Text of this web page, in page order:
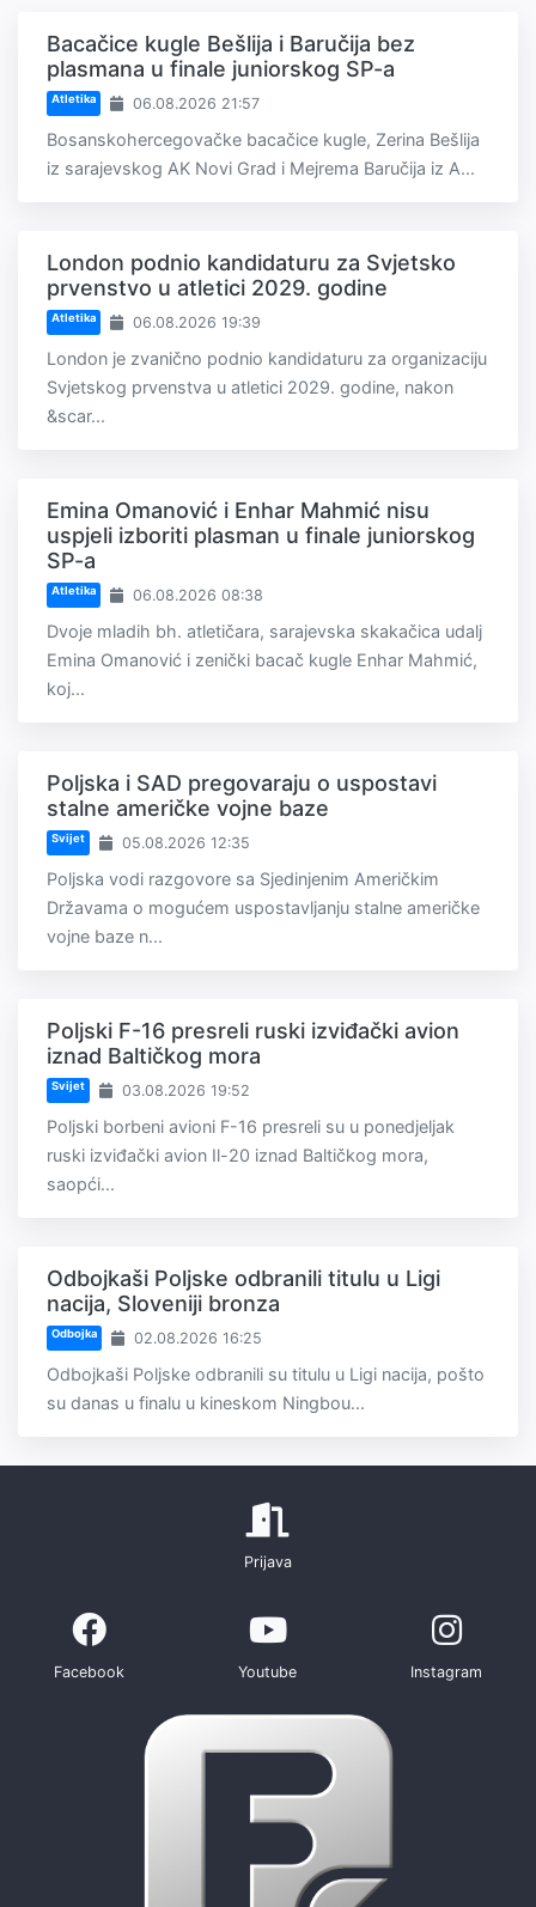
Bacačice kugle Bešlija i Baručija bez
plasmana u finale juniorskog SP-a
Atletika 06.08.2026 21:57
Bosanskohercegovačke bacačice kugle, Zerina Bešlija
iz sarajevskog AK Novi Grad i Mejrema Baručija iz A...
London podnio kandidaturu za Svjetsko
prvenstvo u atletici 2029. godine
Atletika 06.08.2026 19:39
London je zvanično podnio kandidaturu za organizaciju
Svjetskog prvenstva u atletici 2029. godine, nakon
&scar...
Emina Omanović i Enhar Mahmić nisu
uspjeli izboriti plasman u finale juniorskog
SP-a
Atletika 06.08.2026 08:38
Dvoje mladih bh. atletičara, sarajevska skakačica udalj
Emina Omanović i zenički bacač kugle Enhar Mahmić,
koj...
Poljska i SAD pregovaraju o uspostavi
stalne američke vojne baze
Svijet 05.08.2026 12:35
Poljska vodi razgovore sa Sjedinjenim Američkim
Državama o mogućem uspostavljanju stalne američke
vojne baze n...
Poljski F-16 presreli ruski izviđački avion
iznad Baltičkog mora
Svijet 03.08.2026 19:52
Poljski borbeni avioni F-16 presreli su u ponedjeljak
ruski izviđački avion Il-20 iznad Baltičkog mora,
saopći...
Odbojkaši Poljske odbranili titulu u Ligi
nacija, Sloveniji bronza
Odbojka 02.08.2026 16:25
Odbojkaši Poljske odbranili su titulu u Ligi nacija, pošto
su danas u finalu u kineskom Ningbou...
Prijava
Facebook Youtube Instagram